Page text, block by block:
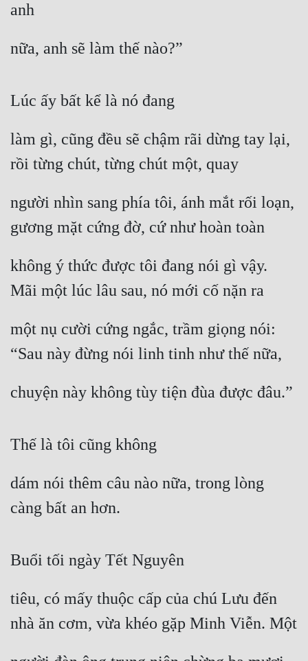
anh
nữa, anh sẽ làm thế nào?”
Lúc ấy bất kể là nó đang
làm gì, cũng đều sẽ chậm rãi dừng tay lại,
rồi từng chút, từng chút một, quay
người nhìn sang phía tôi, ánh mắt rối loạn,
gương mặt cứng đờ, cứ như hoàn toàn
không ý thức được tôi đang nói gì vậy.
Mãi một lúc lâu sau, nó mới cố nặn ra
một nụ cười cứng ngắc, trầm giọng nói:
“Sau này đừng nói linh tinh như thế nữa,
chuyện này không tùy tiện đùa được đâu.”
Thế là tôi cũng không
dám nói thêm câu nào nữa, trong lòng
càng bất an hơn.
Buổi tối ngày Tết Nguyên
tiêu, có mấy thuộc cấp của chú Lưu đến
nhà ăn cơm, vừa khéo gặp Minh Viễn. Một